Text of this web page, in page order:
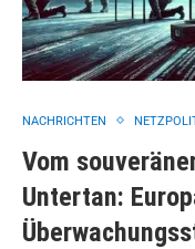
NACHRICHTEN
Vom
Untertan: